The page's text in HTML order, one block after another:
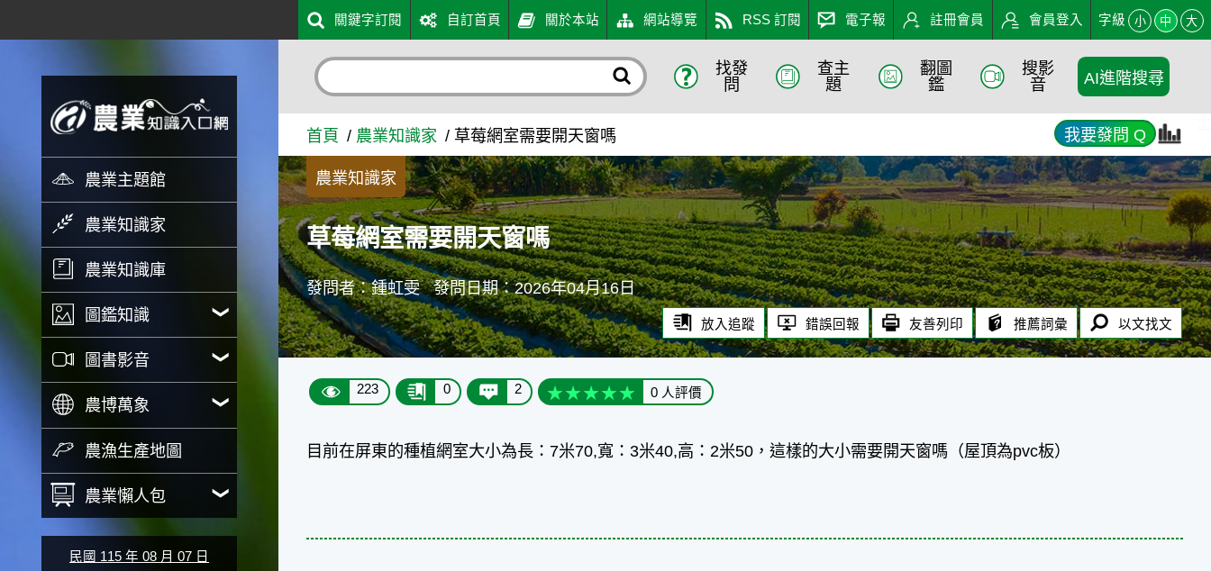
草莓網室需要開天窗嗎 - 農業知識入口網
農業主題館
農業知識家
農業知識庫
圖鑑知識
圖書影音
農博萬象
農漁生產地圖
農業懶人包
民國 115 年 08 月 07 日
關鍵字訂閱 自訂首頁 關於本站 網站導覽 RSS 訂閱 電子報 註冊會員 會員登入 字級 小 中 大
找發
問
查主
題
翻圖
鑑
搜影
音
AI進階搜尋
首頁 農業知識家 草莓網室需要開天窗嗎 我要發問 Q
農業知識家
草莓網室需要開天窗嗎
發問者：鍾虹雯 發問日期：2026年04月16日
放入追蹤 錯誤回報 友善列印 推薦詞彙 以文找文
223 0 2 0 人評價
目前在屏東的種植網室大小為長：7米70,寬：3米40,高：2米50，這樣的大小需要開天窗嗎（屋頂為pvc板）